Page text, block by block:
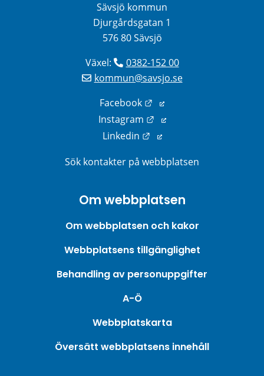
Sävsjö kommun
Djurgårdsgatan 1
576 80 Sävsjö
Växel:
0382-152 00
kommun@savsjo.se
Facebook
Länk till annan
Instagram
Länk till annan
Linkedin
Länk till annan webbplats.
Sök kontakter på webbplatsen
Om webbplatsen
Om webbplatsen och kakor
Webbplatsens tillgänglighet
Behandling av personuppgifter
A-Ö
Webbplatskarta
Översätt webbplatsens innehåll